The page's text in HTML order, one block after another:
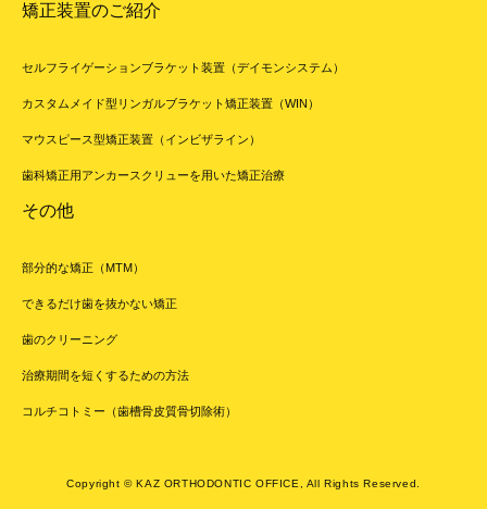
矯正装置のご紹介
セルフライゲーションブラケット装置（デイモンシステム）
カスタムメイド型リンガルブラケット矯正装置（WIN）
マウスピース型矯正装置（インビザライン）
歯科矯正用アンカースクリューを用いた矯正治療
その他
部分的な矯正（MTM）
できるだけ歯を抜かない矯正
歯のクリーニング
治療期間を短くするための方法
コルチコトミー（歯槽骨皮質骨切除術）
Copyright © KAZ ORTHODONTIC OFFICE, All Rights Reserved.